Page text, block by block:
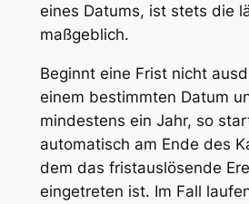
eines Datums, ist stets die
maßgeblich.
Beginnt eine Frist nicht
einem bestimmten Datum
mindestens ein Jahr, so
automatisch am Ende des
dem das fristauslösende
eingetreten ist. Im Fall